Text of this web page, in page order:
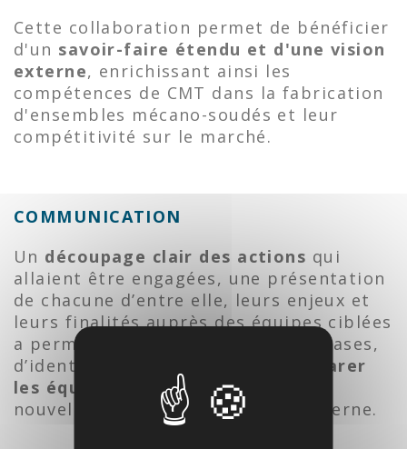
Cette collaboration permet de bénéficier
d'un savoir-faire étendu et d'une vision
externe, enrichissant ainsi les
compétences de CMT dans la fabrication
d'ensembles mécano-soudés et leur
compétitivité sur le marché.
COMMUNICATION
Un découpage clair des actions qui
allaient être engagées, une présentation
de chacune d’entre elle, leurs enjeux et
leurs finalités auprès des équipes ciblées
a permis de partir sur de bonnes bases,
d’identifier les craintes et de
préparer
les équipes
à l’intégration de cette
nouvelle activité de soudage en interne.